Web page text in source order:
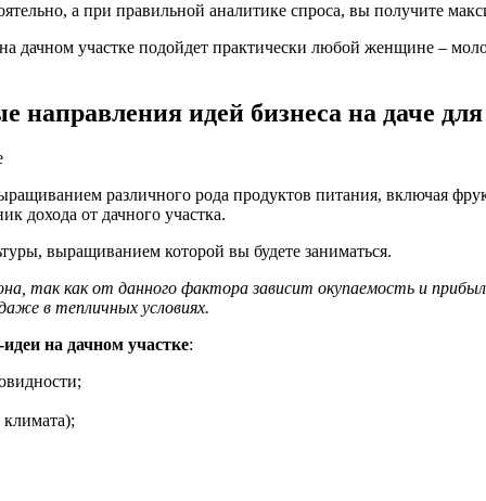
а при правильной аналитике спроса, вы получите
дачном участке подойдет практически любой женщине –
направления идей бизнеса на даче
различного рода продуктов питания, включая
дохода от дачного участка.
выращиванием которой вы будете заниматься.
так как от данного фактора зависит окупаемость и
в тепличных условиях.
идеи на дачном участке: